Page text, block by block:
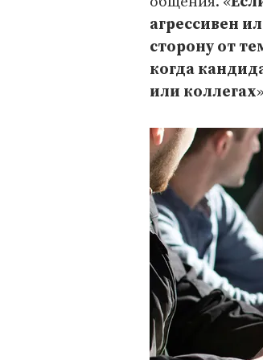
агрессивен
сторону от
когда
или коллегах